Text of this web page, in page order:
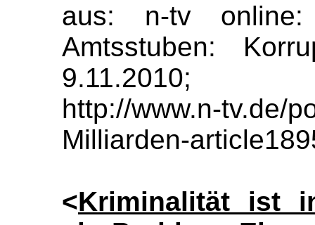
aus: n-tv
Amtsstuben:
9.11.2010;
http://www.n-tv.de/
Milliarden-
<Kriminalität ist